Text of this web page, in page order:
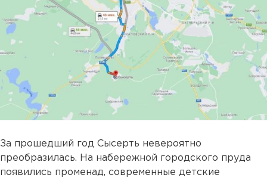
За прошедший год Сысерть невероятно
преобразилась. На набережной городского пруда
появились променад, современные детские